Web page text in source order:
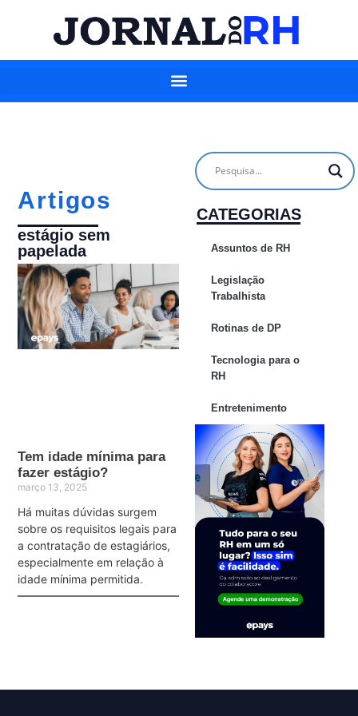
Artigos
estágio sem
papelada
Tem idade mínima para
fazer estágio?
março 13, 2025
Há muitas dúvidas surgem
sobre os requisitos legais para
a contratação de estagiários,
especialmente em relação à
idade mínima permitida.
CATEGORIAS
Assuntos de RH
Legislação
Trabalhista
Rotinas de DP
Tecnologia para o
RH
Entretenimento